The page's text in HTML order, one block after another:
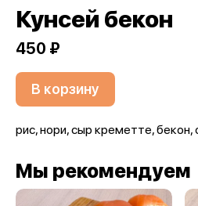
Кунсей бекон
450 ₽
В корзину
рис, нори, сыр креметте, бекон,
Мы рекомендуем